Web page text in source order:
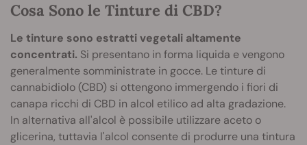
Cosa Sono le Tinture di CBD?
Le tinture sono estratti vegetali altamente
concentrati. Si presentano in forma liquida e vengono
generalmente somministrate in gocce. Le tinture di
cannabidiolo (CBD) si ottengono immergendo i fiori di
canapa ricchi di CBD in alcol etilico ad alta gradazione.
In alternativa all'alcol è possibile utilizzare aceto o
glicerina, tuttavia l'alcol consente di produrre una tintura